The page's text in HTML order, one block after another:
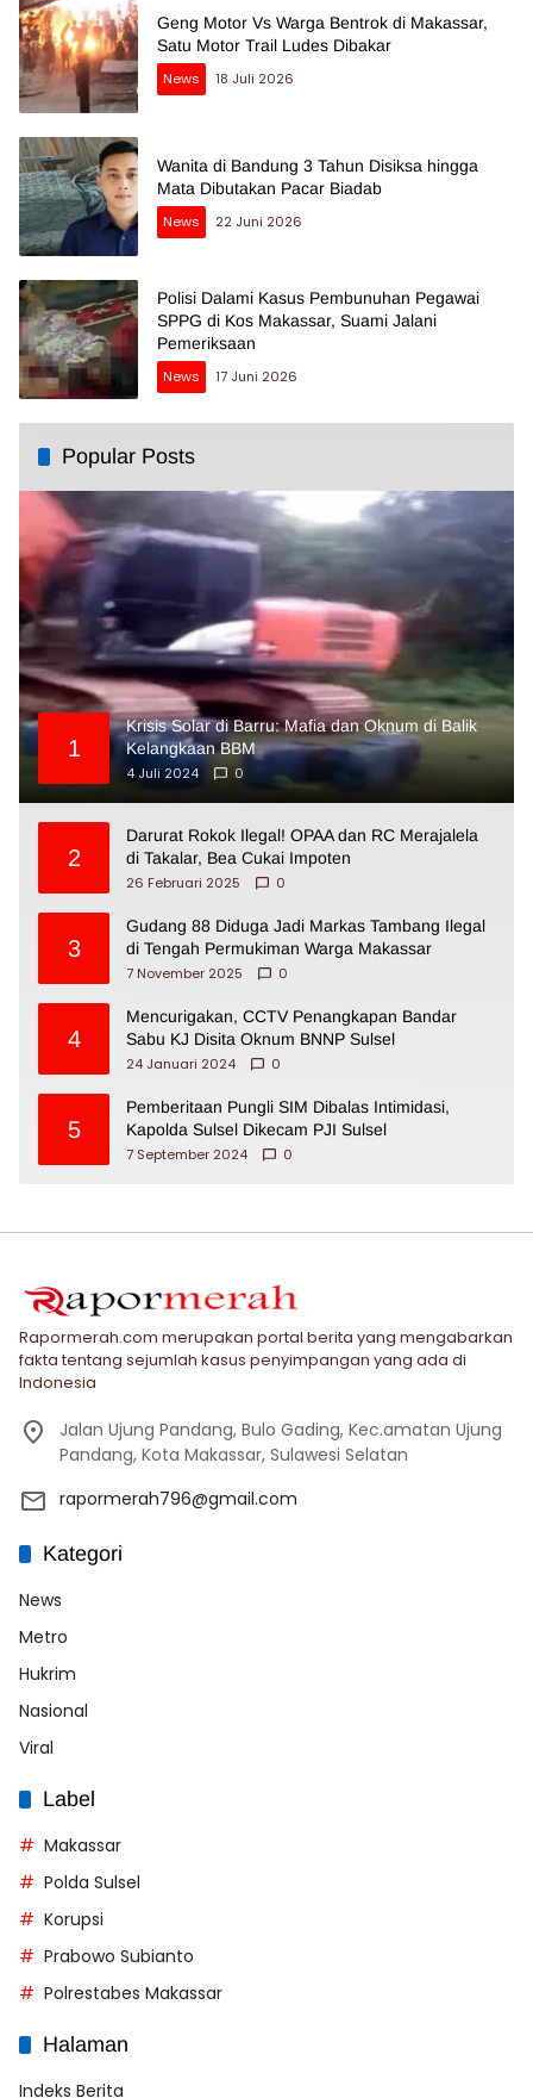
Geng Motor Vs Warga Bentrok di Makassar,
Satu Motor Trail Ludes Dibakar
News
18 Juli 2026
Wanita di Bandung 3 Tahun Disiksa hingga
Mata Dibutakan Pacar Biadab
News
22 Juni 2026
Polisi Dalami Kasus Pembunuhan Pegawai
SPPG di Kos Makassar, Suami Jalani
Pemeriksaan
News
17 Juni 2026
Popular Posts
1
Krisis Solar di Barru: Mafia dan Oknum di Balik
Kelangkaan BBM
4 Juli 2024
0
2
Darurat Rokok Ilegal! OPAA dan RC Merajalela
di Takalar, Bea Cukai Impoten
26 Februari 2025
0
3
Gudang 88 Diduga Jadi Markas Tambang Ilegal
di Tengah Permukiman Warga Makassar
7 November 2025
0
4
Mencurigakan, CCTV Penangkapan Bandar
Sabu KJ Disita Oknum BNNP Sulsel
24 Januari 2024
0
5
Pemberitaan Pungli SIM Dibalas Intimidasi,
Kapolda Sulsel Dikecam PJI Sulsel
7 September 2024
0
Rapormerah.com merupakan portal berita yang mengabarkan
fakta tentang sejumlah kasus penyimpangan yang ada di
Indonesia
Jalan Ujung Pandang, Bulo Gading, Kec.amatan Ujung
Pandang, Kota Makassar, Sulawesi Selatan
rapormerah796@gmail.com
Kategori
News
Metro
Hukrim
Nasional
Viral
Label
Makassar
Polda Sulsel
Korupsi
Prabowo Subianto
Polrestabes Makassar
Halaman
Indeks Berita